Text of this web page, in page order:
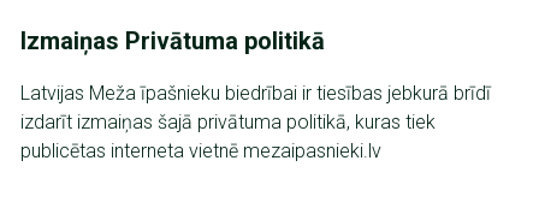
Izmaiņas Privātuma politikā
Latvijas Meža īpašnieku biedrībai ir tiesības jebkurā brīdī
izdarīt izmaiņas šajā privātuma politikā, kuras tiek
publicētas interneta vietnē mezaipasnieki.lv